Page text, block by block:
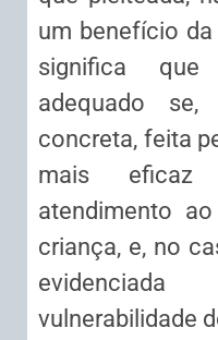
um benefício
significa
adequado
concreta, feita
mais
atendimento
criança, e, no
vulnerabilidade